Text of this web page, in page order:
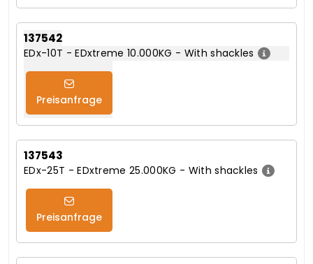
137542
EDx-10T - EDxtreme 10.000KG - With shackles
Preisanfrage
137543
EDx-25T - EDxtreme 25.000KG - With shackles
Preisanfrage